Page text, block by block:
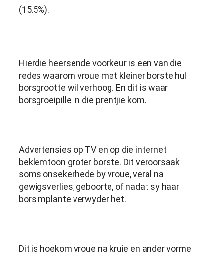
(15.5%).
Hierdie heersende voorkeur is een van die
redes waarom vroue met kleiner borste hul
borsgrootte wil verhoog. En dit is waar
borsgroeipille in die prentjie kom.
Advertensies op TV en op die internet
beklemtoon groter borste. Dit veroorsaak
soms onsekerhede by vroue, veral na
gewigsverlies, geboorte, of nadat sy haar
borsimplante verwyder het.
Dit is hoekom vroue na kruie en ander vorme